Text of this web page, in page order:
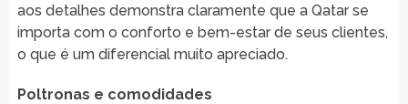
aos detalhes demonstra claramente que a Qatar se
importa com o conforto e bem-estar de seus clientes,
o que é um diferencial muito apreciado.
Poltronas e comodidades